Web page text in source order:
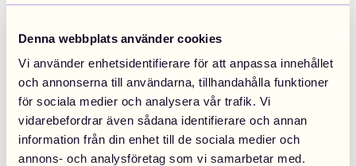
Denna webbplats använder cookies
Vi använder enhetsidentifierare för att anpassa innehållet
och annonserna till användarna, tillhandahålla funktioner
för sociala medier och analysera vår trafik. Vi
vidarebefordrar även sådana identifierare och annan
information från din enhet till de sociala medier och
annons- och analysföretag som vi samarbetar med.
Application error: a client-side exception has occurred (see the